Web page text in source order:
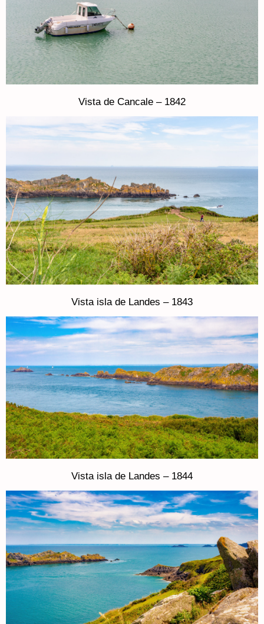
Vista de Cancale – 1842
Vista isla de Landes – 1843
Vista isla de Landes – 1844